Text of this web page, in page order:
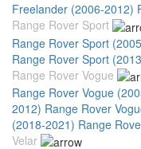
Freelander (2006-2012)
Range Rover Sport
Range Rover Sport
Range Rover Sport
Range Rover Vogue
Range Rover Vogue
2012) Range Rover
(2018-2021) Range
Velar